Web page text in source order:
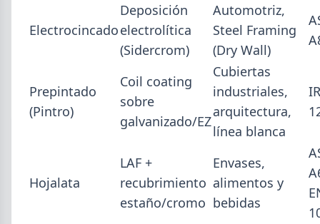
SUSCRIPCIÓN A SIDERDATO
Recibí el reporte semanal más actualizado de novedades
metalúrgicas directo a tu mail o celular.
Electrocincado
Deposición
electrolítica
(Sidercrom)
Automotriz,
Steel Framing
(Dry Wall)
Prepintado
(Pintro)
Coil coating
sobre
galvanizado/EZ
Cubiertas
industriales,
arquitectura,
línea blanca
Hojalata
LAF +
recubrimiento
estaño/cromo
Envases,
alimentos y
bebidas